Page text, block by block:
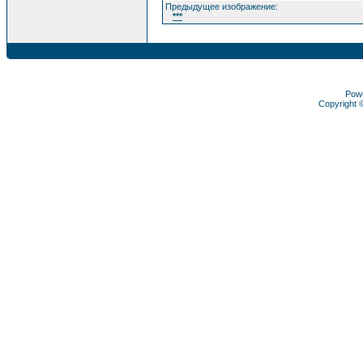
Предыдущее изображение:
***
Copyright